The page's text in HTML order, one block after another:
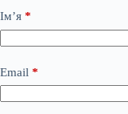
Ім’я *
Email *